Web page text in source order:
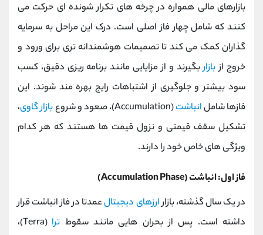
بازارهای مالی همواره در چرخه ‌های تکرار شونده ‌ای حرکت می
کنند که شامل چهار فاز اصلی است. درک این مراحل به سرمایه‌
گذاران کمک می ‌کند تا تصمیمات هوشمندانه ‌تری برای ورود و
خروج ازبازاربگیرند و از مزایایی مانند برنامه‌ ریزی دقیق، کسب
سود بیشتر و جلوگیری از اشتباهات رایج بهره ‌مند شوند. این
فازها شاملانباشت(Accumulation)، صعود و شروع بازار گاوی،
تشکیل سقف قیمتی و نزول قیمت‌ ها هستند که هر کدام
ویژگی ‌های خاص خود را دارند.
فاز اول: انباشت (Accumulation Phase)
در یک سال گذشته، بازارارزهای دیجیتالعمدتا در فاز انباشت قرار
داشته است. پس از بحران ‌هایی مانند سقوط ترا
(Terra)،